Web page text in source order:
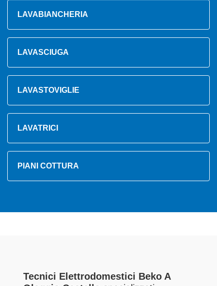
LAVABIANCHERIA
LAVASCIUGA
LAVASTOVIGLIE
LAVATRICI
PIANI COTTURA
Tecnici Elettrodomestici Beko A